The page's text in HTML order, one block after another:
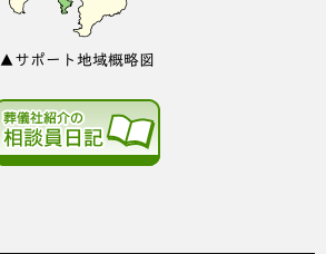
▲サポート地域概略図